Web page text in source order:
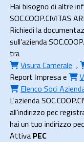
Hai bisogno di altre
SOC.COOP.CIVITAS
Richiedi la
sull’azienda
tra
Visura Camerale ,
Report Impresae
Elenco Soci
L'azienda
all'indirizzo pec
hai un tuo indirizzo
Attiva PEC